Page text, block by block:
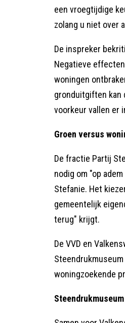
een vroegtijdige
zolang u niet over
De inspreker
Negatieve
woningen
gronduitgiften kan
voorkeur vallen er
Groen versus
De fractie Partij
nodig om "op
Stefanie. Het
gemeentelijk
terug" krijgt.
De VVD en
woningzoekende